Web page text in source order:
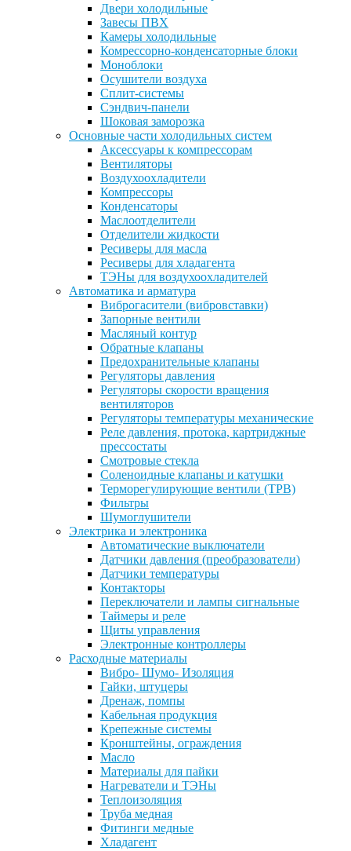
Двери холодильные
Завесы ПВХ
Камеры холодильные
Комрессорно-конденсаторные блоки
Моноблоки
Осушители воздуха
Сплит-системы
Сэндвич-панели
Шоковая заморозка
Основные части холодильных систем
Аксессуары к компрессорам
Вентиляторы
Воздухоохладители
Компрессоры
Конденсаторы
Маслоотделители
Отделители жидкости
Ресиверы для масла
Ресиверы для хладагента
ТЭНы для воздухоохладителей
Автоматика и арматура
Виброгасители (вибровставки)
Запорные вентили
Масляный контур
Обратные клапаны
Предохранительные клапаны
Регуляторы давления
Регуляторы скорости вращения
вентиляторов
Регуляторы температуры механические
Реле давления, протока, картриджные
прессостаты
Смотровые стекла
Соленоидные клапаны и катушки
Терморегулирующие вентили (ТРВ)
Фильтры
Шумоглушители
Электрика и электроника
Автоматические выключатели
Датчики давления (преобразователи)
Датчики температуры
Контакторы
Переключатели и лампы сигнальные
Таймеры и реле
Щиты управления
Электронные контроллеры
Расходные материалы
Вибро- Шумо- Изоляция
Гайки, штуцеры
Дренаж, помпы
Кабельная продукция
Крепежные системы
Кронштейны, ограждения
Масло
Материалы для пайки
Нагреватели и ТЭНы
Теплоизоляция
Труба медная
Фитинги медные
Хладагент